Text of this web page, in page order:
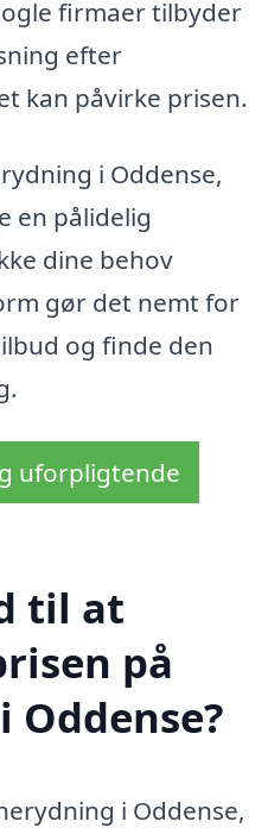
firmaer tilbyder
efter
kan påvirke prisen.
i Oddense,
en pålidelig
dine behov
gør det nemt for
og finde den
uforpligtende
til at
på
i Oddense,